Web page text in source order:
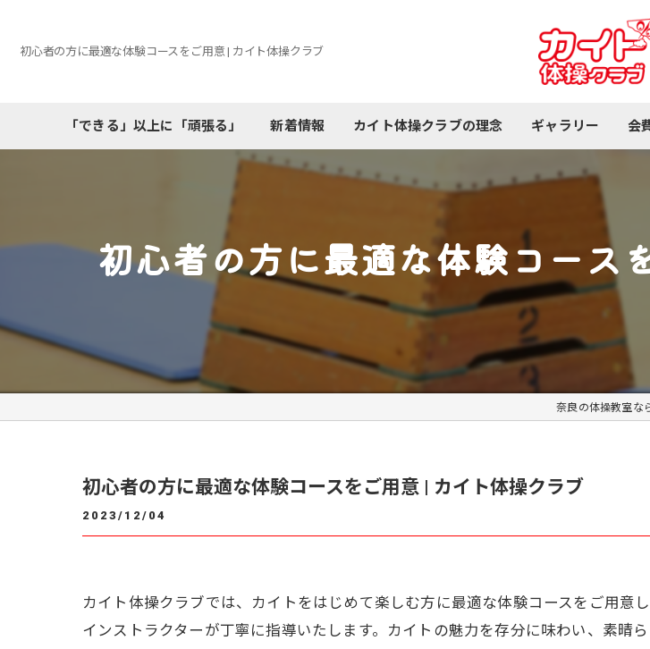
初心者の方に最適な体験コースをご用意 | カイト体操クラブ
「できる」以上に「頑張る」 新着情報 カイト体操クラブの理念 ギャラリー 会
初心者の方に最適な体験コース
奈良の体操教室な
初心者の方に最適な体験コースをご用意 | カイト体操クラブ
2023/12/04
カイト体操クラブでは、カイトをはじめて楽しむ方に最適な体験コースをご用意
インストラクターが丁寧に指導いたします。カイトの魅力を存分に味わい、素晴